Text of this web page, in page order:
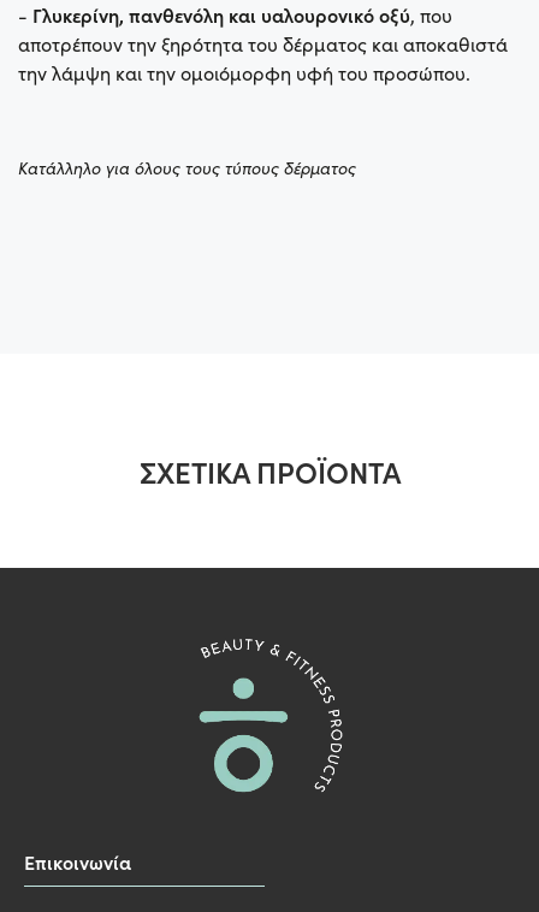
- Γλυκερίνη, πανθενόλη και υαλουρονικό οξύ, που
αποτρέπουν την ξηρότητα του δέρματος και αποκαθιστά
την λάμψη και την ομοιόμορφη υφή του προσώπου.
Κατάλληλο για όλους τους τύπους δέρματος
ΣΧΕΤΙΚΆ ΠΡΟΪΌΝΤΑ
Επικοινωνία